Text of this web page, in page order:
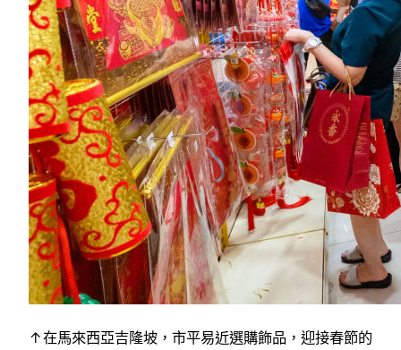
↑在馬來西亞吉隆坡，市平易近選購飾品，迎接春節的